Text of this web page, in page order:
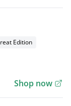
Edition
Shop now